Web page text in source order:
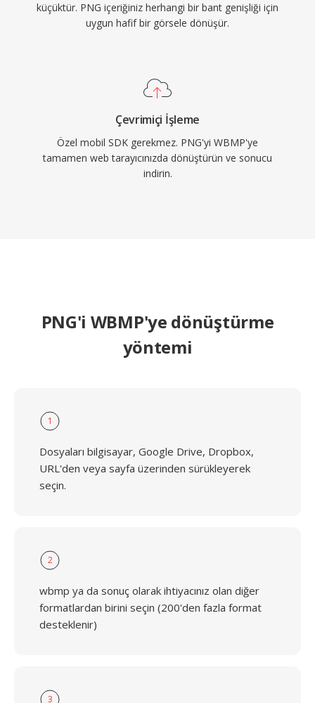
küçüktür. PNG içeriğiniz herhangi bir bant genişliği için
uygun hafif bir görsele dönüşür.
Çevrimiçi İşleme
Özel mobil SDK gerekmez. PNG'yi WBMP'ye
tamamen web tarayıcınızda dönüştürün ve sonucu
indirin.
PNG'i WBMP'ye dönüştürme
yöntemi
1
Dosyaları bilgisayar, Google Drive, Dropbox,
URL'den veya sayfa üzerinden sürükleyerek
seçin.
2
wbmp ya da sonuç olarak ihtiyacınız olan diğer
formatlardan birini seçin (200'den fazla format
desteklenir)
3